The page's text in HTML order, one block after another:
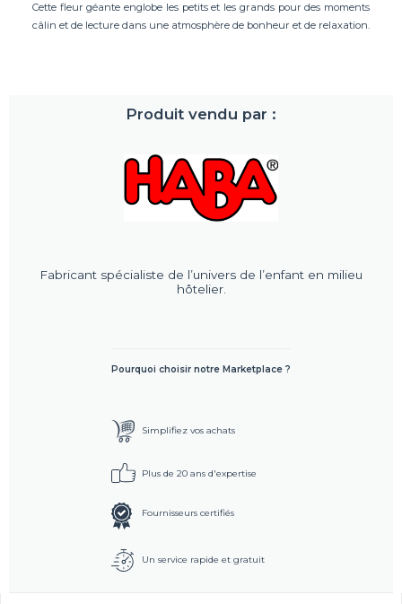
Cette fleur géante englobe les petits et les grands pour des moments
câlin et de lecture dans une atmosphère de bonheur et de relaxation.
Produit vendu par :
Fabricant spécialiste de l’univers de l’enfant en milieu
hôtelier.
Pourquoi choisir notre Marketplace ?
Simplifiez vos achats
Plus de 20 ans d'expertise
Fournisseurs certifiés
Un service rapide et gratuit